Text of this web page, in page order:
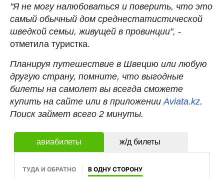
"Я не могу налюбоваться и поверить, что это
самый обычный дом среднестатистической
шведкой семьи, живущей в провинции", -
отметила туристка.
Планируя путешествие в Швецию или любую
другую страну, помните, что выгодные
билеты на самолет вы всегда сможете
купить на сайте или в приложении Aviata.kz.
Поиск займет всего 2 минуты.